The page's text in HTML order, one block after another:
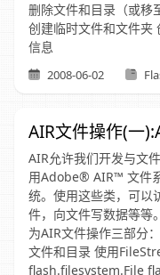
删除文件和目录（或移
创建临时文件和文件夹
信息
2008-06-02
AIR文件操作(一
AIR允许我们开发与文
用Adobe® AIR™ 文件
统。使用这些类，可以
件，向文件写数据等等
为AIR文件操作三部分
文件和目录 使用
flash.filesystem.File